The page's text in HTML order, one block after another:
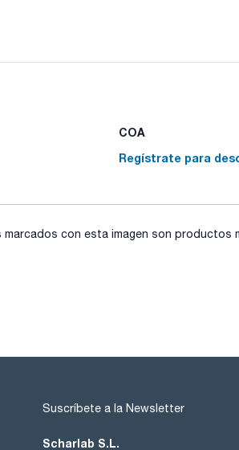
COA
Regístrate para
con esta imagen son productos
Suscríbete a la Newsletter
Scharlab S.L.